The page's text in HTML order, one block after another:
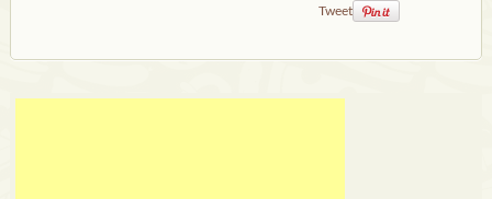
Tweet